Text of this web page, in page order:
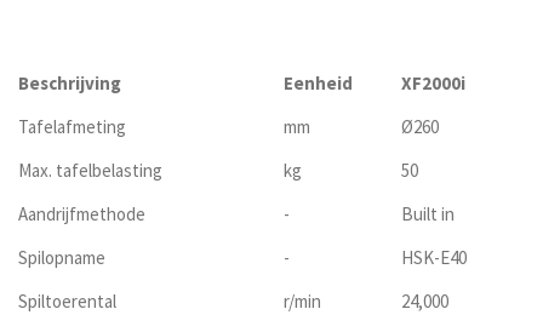
Beschrijving Eenheid
XF2000i
Tafelafmeting
mm
Ø260
Max. tafelbelasting
kg
50
Aandrijfmethode
-
Built in
Spilopname
-
HSK-E40
Spiltoerental
r/min
24,000